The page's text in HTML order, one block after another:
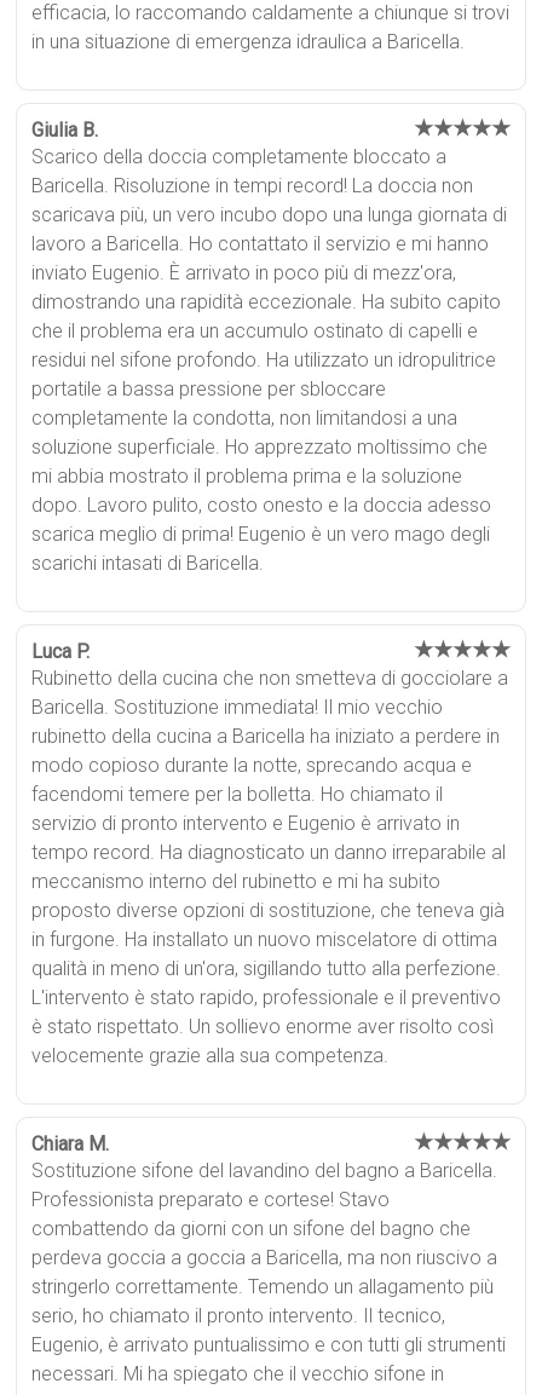
efficacia, lo raccomando caldamente a chiunque si trovi
in una situazione di emergenza idraulica a Baricella.
Giulia B. ★★★★★
Scarico della doccia completamente bloccato a
Baricella. Risoluzione in tempi record! La doccia non
scaricava più, un vero incubo dopo una lunga giornata di
lavoro a Baricella. Ho contattato il servizio e mi hanno
inviato Eugenio. È arrivato in poco più di mezz'ora,
dimostrando una rapidità eccezionale. Ha subito capito
che il problema era un accumulo ostinato di capelli e
residui nel sifone profondo. Ha utilizzato un idropulitrice
portatile a bassa pressione per sbloccare
completamente la condotta, non limitandosi a una
soluzione superficiale. Ho apprezzato moltissimo che
mi abbia mostrato il problema prima e la soluzione
dopo. Lavoro pulito, costo onesto e la doccia adesso
scarica meglio di prima! Eugenio è un vero mago degli
scarichi intasati di Baricella.
Luca P. ★★★★★
Rubinetto della cucina che non smetteva di gocciolare a
Baricella. Sostituzione immediata! Il mio vecchio
rubinetto della cucina a Baricella ha iniziato a perdere in
modo copioso durante la notte, sprecando acqua e
facendomi temere per la bolletta. Ho chiamato il
servizio di pronto intervento e Eugenio è arrivato in
tempo record. Ha diagnosticato un danno irreparabile al
meccanismo interno del rubinetto e mi ha subito
proposto diverse opzioni di sostituzione, che teneva già
in furgone. Ha installato un nuovo miscelatore di ottima
qualità in meno di un'ora, sigillando tutto alla perfezione.
L'intervento è stato rapido, professionale e il preventivo
è stato rispettato. Un sollievo enorme aver risolto così
velocemente grazie alla sua competenza.
Chiara M. ★★★★★
Sostituzione sifone del lavandino del bagno a Baricella.
Professionista preparato e cortese! Stavo
combattendo da giorni con un sifone del bagno che
perdeva goccia a goccia a Baricella, ma non riuscivo a
stringerlo correttamente. Temendo un allagamento più
serio, ho chiamato il pronto intervento. Il tecnico,
Eugenio, è arrivato puntualissimo e con tutti gli strumenti
necessari. Mi ha spiegato che il vecchio sifone in